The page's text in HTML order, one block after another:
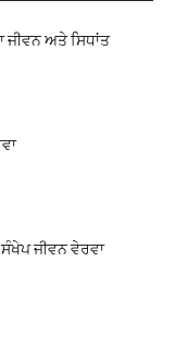
ਜੀਵਨ ਅਤੇ ਸਿਧਾਂਤ
ਸੰਖੇਪ ਜੀਵਨ ਵੇਰਵਾ